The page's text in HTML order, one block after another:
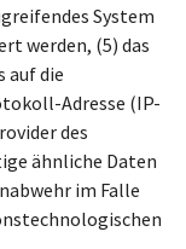
System
werden, (5) das
auf die
Adresse (IP-
des
ähnliche Daten
im Falle